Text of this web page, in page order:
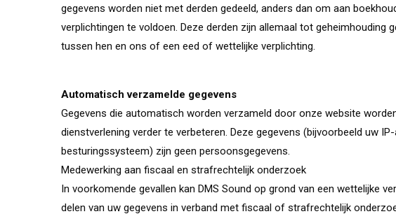
gegevens worden niet met derden gedeeld, anders dan om aan
verplichtingen te voldoen. Deze derden zijn allemaal tot geheimhouding
tussen hen en ons of een eed of wettelijke verplichting.
Automatisch verzamelde gegevens
Gegevens die automatisch worden verzameld door onze website
dienstverlening verder te verbeteren. Deze gegevens (bijvoorbeeld uw
besturingssysteem) zijn geen persoonsgegevens.
Medewerking aan fiscaal en strafrechtelijk onderzoek
In voorkomende gevallen kan DMS Sound op grond van een wettelijke
delen van uw gegevens in verband met fiscaal of strafrechtelijk